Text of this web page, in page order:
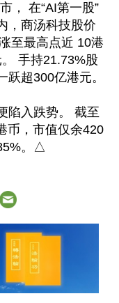
， 在“AI第一股”
，商汤科技股价
至最高点近 10港
手持21.73%股
超300亿港元。
陷入跌势。 截至
币，市值仅余420